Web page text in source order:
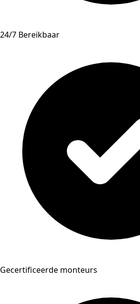
24/7 Bereikbaar
Gecertificeerde monteurs